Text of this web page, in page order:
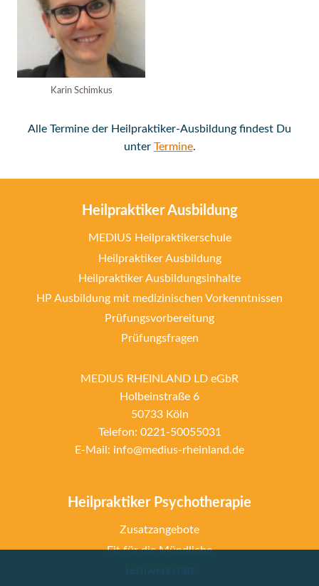
Karin Schimkus
Alle Termine der Heilpraktiker-Ausbildung findest Du
unter Termine.
Heilpraktiker Ausbildung
MEDIUS Heilpraktikerschule
Heilpraktiker Ausbildung
Heilpraktiker Ausbildungsinhalte
HP Ausbildung mit medizinischen Vorkenntnissen
Prüfungsvorbereitung
Prüfungsfragen
MEDIUS RHEINLAND LD eGbR
Holbeinstraße 6
50733 Köln
Telefon: 0221-50055031
E-Mail: info@medius-rheinland.de
Heilpraktiker Psychotherapie
Zusatzangebote
Fit für die Mündliche